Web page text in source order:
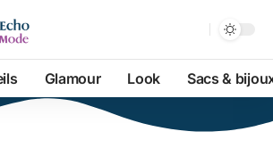
Glamour Look Sacs &